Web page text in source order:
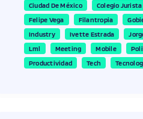
Ciudad De México
Colegio Jurista
Felipe Vega
Filantropia
Industry
Ivette Estrada
Lml
Meeting Mobile
Productividad
Tech